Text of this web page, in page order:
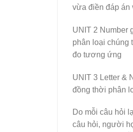
vừa điền đáp án
UNIT 2 Number
phân loại chúng
đo tương ứng
UNIT 3 Letter &
đồng thời phân
Do mỗi câu hỏi
câu hỏi, người